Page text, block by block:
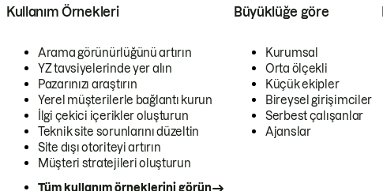
Kullanım Örnekleri
Arama görünürlüğünü artırın
YZ tavsiyelerinde yer alın
Pazarınızı araştırın
Yerel müşterilerle bağlantı kurun
İlgi çekici içerikler oluşturun
Teknik site sorunlarını düzeltin
Site dışı otoriteyi artırın
Müşteri stratejileri oluşturun
Tüm kullanım örneklerini görün
Büyüklüğe göre
Kurumsal
Orta ölçekli
Küçük ekipler
Bireysel girişimciler
Serbest çalışanlar
Ajanslar